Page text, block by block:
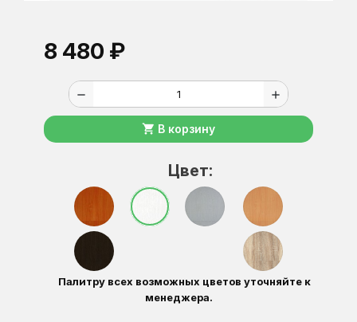
8 480 ₽
remove add
shopping_cart В корзину
Цвет:
Палитру всех возможных цветов уточняйте к
менеджера.